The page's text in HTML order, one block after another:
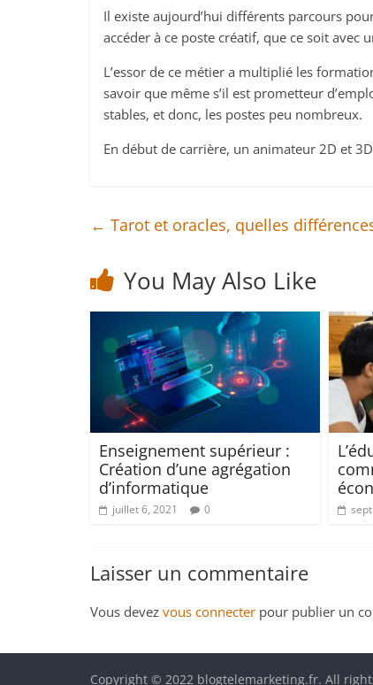
Il existe aujourd’hui différents parcours
accéder à ce poste créatif, que ce soit avec
L’essor de ce métier a multiplié les
savoir que même s’il est prometteur
stables, et donc, les postes peu nombreux.
En début de carrière, un animateur 2D et
← Tarot et oracles, quelles
You May Also Like
Enseignement supérieur :
Création d’une agrégation
d’informatique
juillet 6, 2021 0
Laisser un commentaire
Vous devez vous connecter pour publier un
Copyright © 2022 blogtelemarketing.fr. All